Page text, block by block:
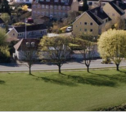
Videre
til
indhold